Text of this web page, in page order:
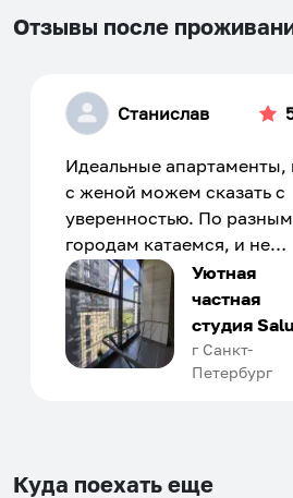
Отзывы после
Станислав
Идеальные
с женой можем сказать с
уверенностью. По разным
городам катаемся, и не
только в России. Сервис на
отличном уровне. Хозяин
апартаментов доброй
человек, всегда можно
договориться, подскажет
приезжать еще...
Уютная
частная
студия
г Санкт-
Петербург
Куда поехать еще